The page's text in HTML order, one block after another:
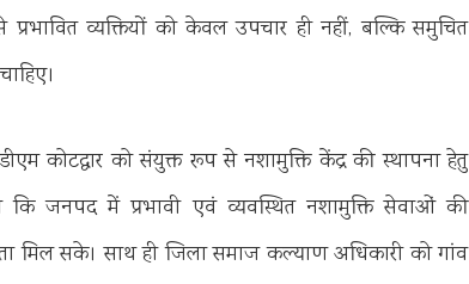
व्यक्तियों को केवल उपचार ही नहीं, बल्कि समुचित
कोटद्वार को संयुक्त रूप से नशामुक्ति केंद्र की स्थापना हेतु
कि जनपद में प्रभावी एवं व्यवस्थित नशामुक्ति सेवाओं की
मिल सके। साथ ही जिला समाज कल्याण अधिकारी को गांव